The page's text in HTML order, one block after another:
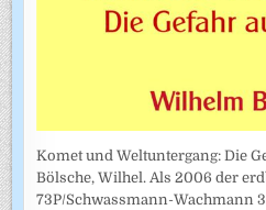
Komet und Weltuntergang: Die
Bölsche, Wilhel. Als 2006 der
73P/Schwassmann-Wachmann